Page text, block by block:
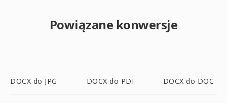
Powiązane konwersje
DOCX do JPG DOCX do PDF DOCX do DOC